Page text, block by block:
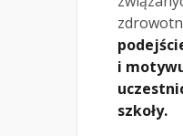
i
szkoły.